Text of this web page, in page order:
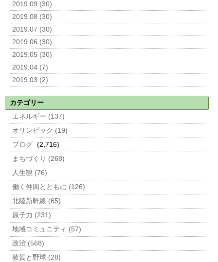
2019.09 (30)
2019.08 (30)
2019.07 (30)
2019.06 (30)
2019.05 (30)
2019.04 (7)
2019.03 (2)
カテゴリー
エネルギー (137)
オリンピック (19)
ブログ (2,716)
まちづくり (268)
人生観 (76)
働く仲間とともに (126)
北陸新幹線 (65)
原子力 (231)
地域コミュニティ (57)
政治 (568)
敦賀と野球 (28)